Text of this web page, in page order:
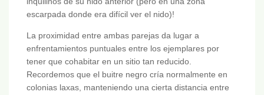
escarpada donde era difícil ver el nido)!
La proximidad entre ambas parejas da lugar a
enfrentamientos puntuales entre los ejemplares por
tener que cohabitar en un sitio tan reducido.
Recordemos que el buitre negro cría normalmente en
colonias laxas, manteniendo una cierta distancia entre